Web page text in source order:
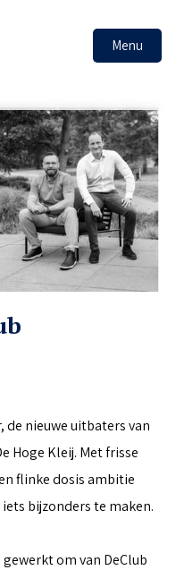
Menu
de nieuwe uitbaters van
Hoge Kleij. Met frisse
flinke dosis ambitie
bijzonders te maken.
om van DeClub